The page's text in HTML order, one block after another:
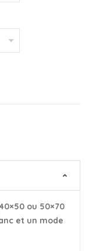
ou 50×70
et un mode